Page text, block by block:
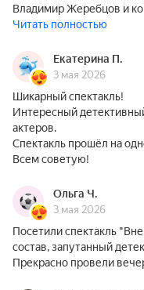
Владимир Жеребцов и
Читать полностью
Екатерина П.
3 мая 2026
Шикарный спектакль!
Интересный
актеров.
Спектакль прошёл на
Всем советую!
Ольга Ч.
3 мая 2026
Посетили спектакль
состав, запутанный
Прекрасно провели